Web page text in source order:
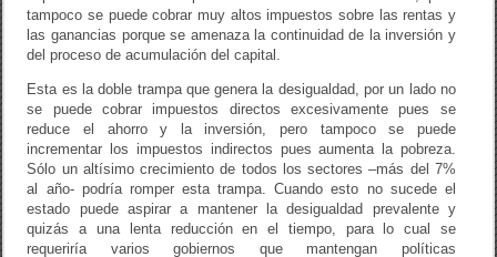
tampoco se puede cobrar muy altos impuestos sobre las rentas y
las ganancias porque se amenaza la continuidad de la inversión y
del proceso de acumulación del capital.
Esta es la doble trampa que genera la desigualdad, por un lado no
se puede cobrar impuestos directos excesivamente pues se
reduce el ahorro y la inversión, pero tampoco se puede
incrementar los impuestos indirectos pues aumenta la pobreza.
Sólo un altísimo crecimiento de todos los sectores –más del 7%
al año- podría romper esta trampa. Cuando esto no sucede el
estado puede aspirar a mantener la desigualdad prevalente y
quizás a una lenta reducción en el tiempo, para lo cual se
requeriría varios gobiernos que mantengan políticas